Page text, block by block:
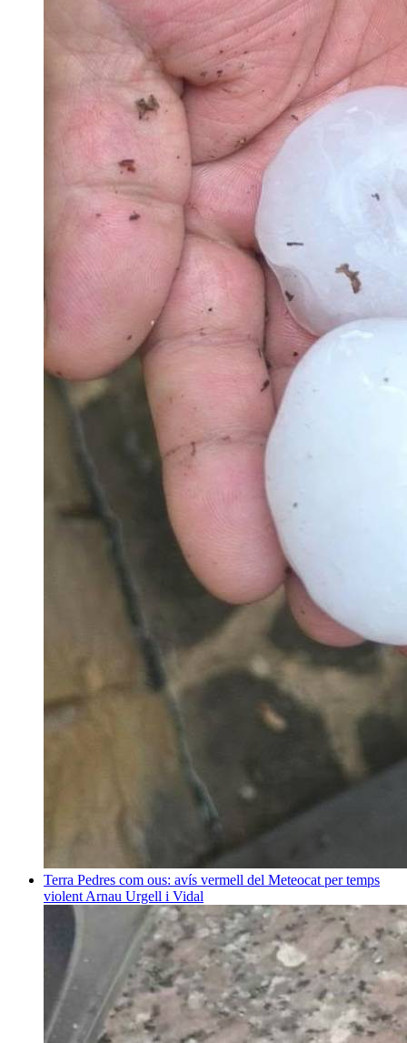
Terra Pedres com ous: avís vermell del Meteocat per temps
violent Arnau Urgell i Vidal